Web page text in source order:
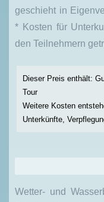
geschieht in
* Kosten für
den Teilnehmern
Dieser Preis enthält:
Tour
Weitere Kosten
Unterkünfte,
Wetter- und